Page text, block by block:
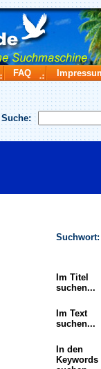
FAQ
Suche:
Suchwort:
Im Titel
suchen...
Im Text
suchen...
In den
Keywords